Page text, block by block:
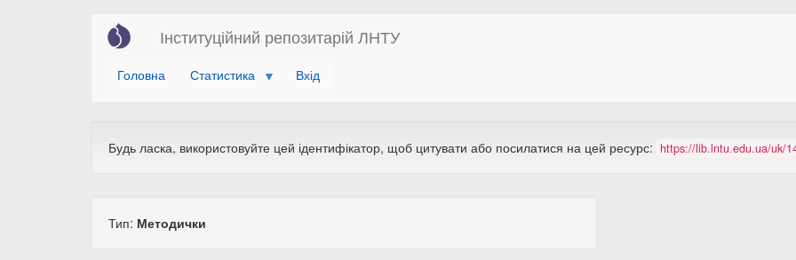
Інституційний репозитарій ЛНТУ
Головна Статистика Вхід
Будь ласка, використовуйте цей ідентифікатор, щоб цитувати або посилатися на цей ресурс: https://lib.lntu.edu.ua/uk/
Тип: Методички